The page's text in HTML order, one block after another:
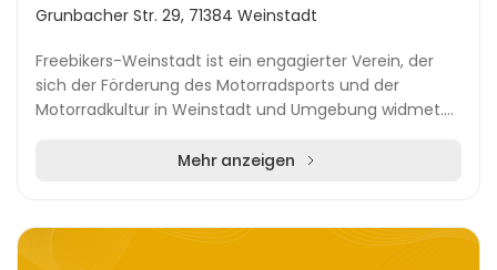
Grunbacher Str. 29, 71384 Weinstadt
Freebikers-Weinstadt ist ein engagierter Verein, der
sich der Förderung des Motorradsports und der
Motorradkultur in Weinstadt und Umgebung widmet.
Mehr anzeigen